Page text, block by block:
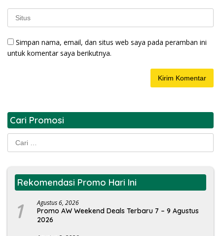
Simpan nama, email, dan situs web saya pada peramban ini
untuk komentar saya berikutnya.
Cari Promosi
Cari
untuk:
Rekomendasi Promo Hari Ini
1 Agustus 6, 2026
Promo AW Weekend Deals Terbaru 7 – 9 Agustus
2026